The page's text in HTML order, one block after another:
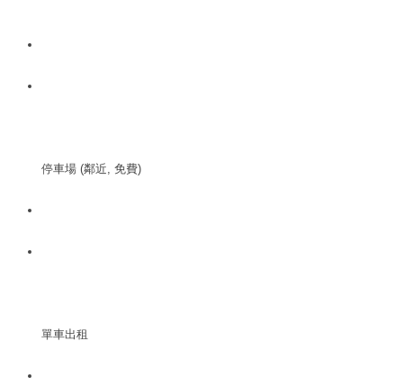
停車場 (鄰近, 免費)
單車出租